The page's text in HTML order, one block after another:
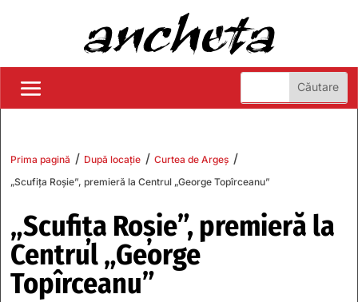
Prima pagină / După locație / Curtea de Argeș /
„Scufița Roșie”, premieră la Centrul „George Topîrceanu”
„Scufița Roșie”, premieră la
Centrul „George
Topîrceanu”